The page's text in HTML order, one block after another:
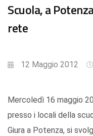
Scuola, a
rete
12 Maggio 2012
Mercoledì 16 maggio
presso i locali della
Giura a Potenza, si